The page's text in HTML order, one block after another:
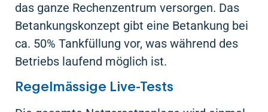
das ganze Rechenzentrum versorgen. Das
Betankungskonzept gibt eine Betankung bei
ca. 50% Tankfüllung vor, was während des
Betriebs laufend möglich ist.
Regelmässige Live-Tests